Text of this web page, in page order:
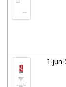
1-jun-